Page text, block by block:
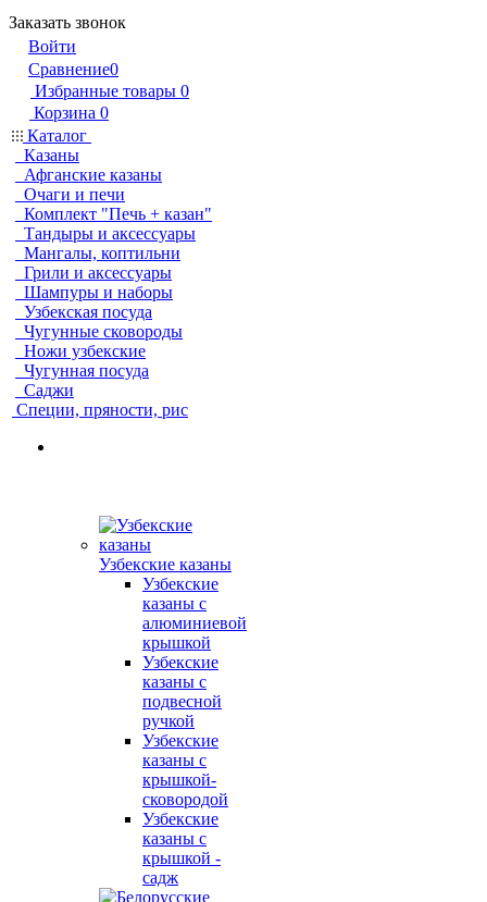
Заказать звонок
Войти
Сравнение0
Избранные товары 0
Корзина 0
Каталог
Казаны
Афганские казаны
Очаги и печи
Комплект "Печь + казан"
Тандыры и аксессуары
Мангалы, коптильни
Грили и аксессуары
Шампуры и наборы
Узбекская посуда
Чугунные сковороды
Ножи узбекские
Чугунная посуда
Саджи
Специи, пряности, рис
Узбекские казаны
Узбекские
казаны с
алюминиевой
крышкой
Узбекские
казаны с
подвесной
ручкой
Узбекские
казаны с
крышкой-
сковородой
Узбекские
казаны с
крышкой -
садж